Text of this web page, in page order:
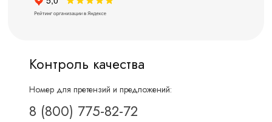
Контроль качества
Номер для претензий и предложений:
8 (800) 775-82-72